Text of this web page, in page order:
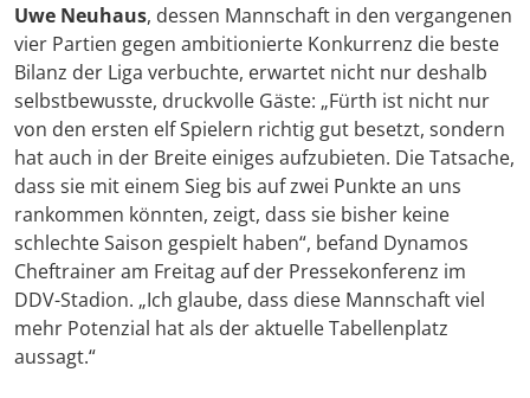
Uwe Neuhaus, dessen Mannschaft in den vergangenen
vier Partien gegen ambitionierte Konkurrenz die beste
Bilanz der Liga verbuchte, erwartet nicht nur deshalb
selbstbewusste, druckvolle Gäste: „Fürth ist nicht nur
von den ersten elf Spielern richtig gut besetzt, sondern
hat auch in der Breite einiges aufzubieten. Die Tatsache,
dass sie mit einem Sieg bis auf zwei Punkte an uns
rankommen könnten, zeigt, dass sie bisher keine
schlechte Saison gespielt haben“, befand Dynamos
Cheftrainer am Freitag auf der Pressekonferenz im
DDV-Stadion. „Ich glaube, dass diese Mannschaft viel
mehr Potenzial hat als der aktuelle Tabellenplatz
aussagt.“